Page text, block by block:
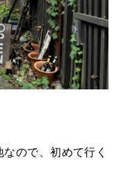
ので、初めて行く